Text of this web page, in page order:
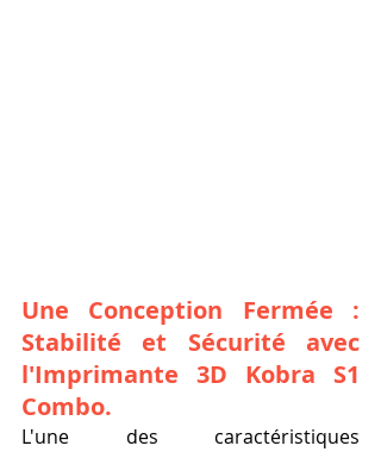
Une Conception Fermée :
Stabilité et Sécurité avec
l'Imprimante 3D Kobra S1
Combo.
L'une des caractéristiques